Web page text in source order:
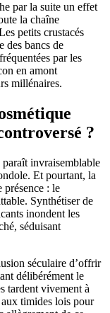
par la suite un effet
la chaîne
petits crustacés
des bancs de
par les
en amont
millénaires.
?
paraît invraisemblable
Et pourtant, la
: le
Synthétiser de
inondent les
séduisant
séculaire d’offrir
délibérément le
tardent vivement à
timides lois pour